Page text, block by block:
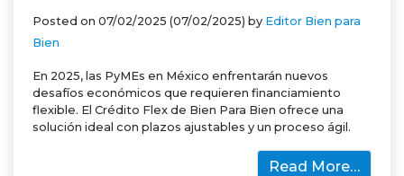
Posted on 07/02/2025 (07/02/2025) by Editor Bien para
Bien
En 2025, las PyMEs en México enfrentarán nuevos
desafíos económicos que requieren financiamiento
flexible. El Crédito Flex de Bien Para Bien ofrece una
solución ideal con plazos ajustables y un proceso ágil.
Read More…